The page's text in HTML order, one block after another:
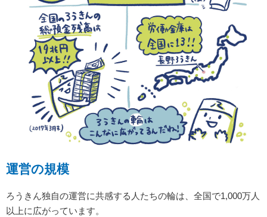
運営の規模
ろうきん独自の運営に共感する人たちの輪は、全国で1,000万人
以上に広がっています。